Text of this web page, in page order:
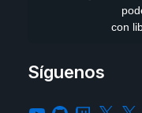
con
Síguenos